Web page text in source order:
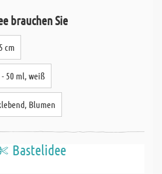
brauchen Sie
cm
50 ml, weiß
Blumen
Bastelidee